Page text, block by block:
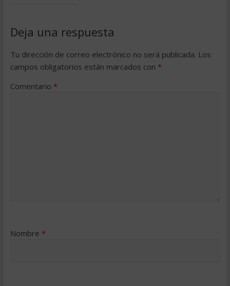
Deja una respuesta
Tu dirección de correo electrónico no será publicada. Los
campos obligatorios están marcados con *
Comentario *
Nombre *